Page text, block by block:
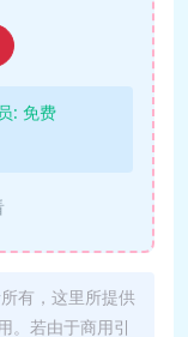
: 免费
有，这里所提供
。若由于商用引